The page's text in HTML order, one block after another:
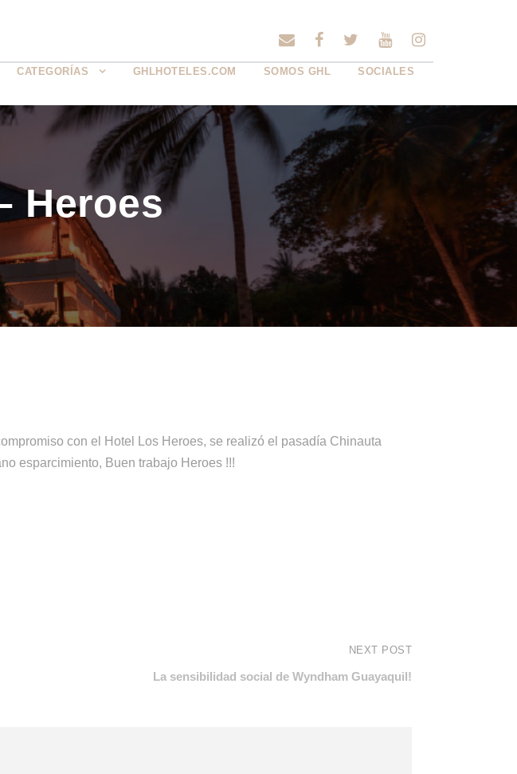
CATEGORÍAS GHLHOTELES.COM SOMOS GHL SOCIALES
Heroes
con el Hotel Los Heroes, se realizó el pasadía Chinauta
esparcimiento, Buen trabajo Heroes !!!
NEXT POST
La sensibilidad social de Wyndham Guayaquil!